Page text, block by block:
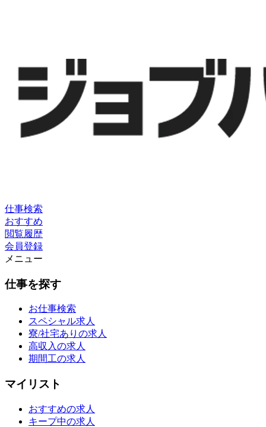
仕事検索
おすすめ
閲覧履歴
会員登録
メニュー
仕事を探す
お仕事検索
スペシャル求人
寮/社宅ありの求人
高収入の求人
期間工の求人
マイリスト
おすすめの求人
キープ中の求人